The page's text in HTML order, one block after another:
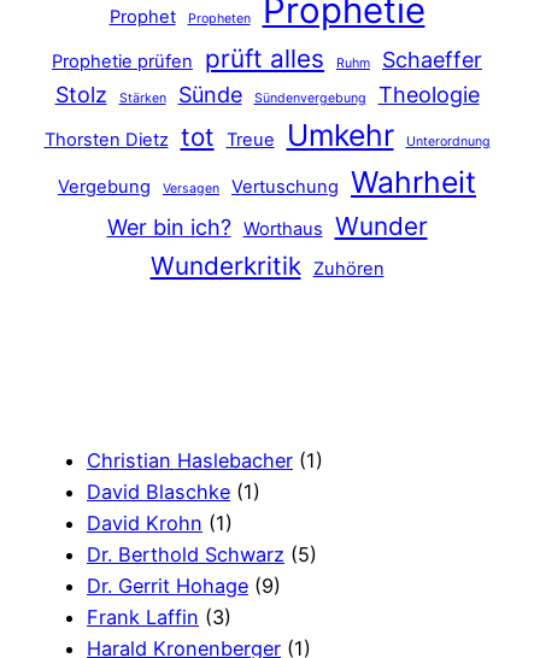
Prophet Propheten Prophetie
Prophetie prüfen prüft alles Ruhm
Schaeffer
Stolz
Stärken Sünde Sündenvergebung Theologie
Thorsten Dietz tot Treue Umkehr Unterordnung
Vergebung Versagen Vertuschung Wahrheit
Wer bin ich? Worthaus
Wunder
Wunderkritik
Zuhören
Christian Haslebacher (1)
David Blaschke (1)
David Krohn (1)
Dr. Berthold Schwarz (5)
Dr. Gerrit Hohage (9)
Frank Laffin (3)
Harald Kronenberger (1)